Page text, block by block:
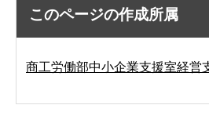
このページの作成所属
商工労働部中小企業支援室経営